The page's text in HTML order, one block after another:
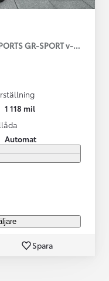
GR-SPORT v-hjul
1 118 mil
Automat
Spara